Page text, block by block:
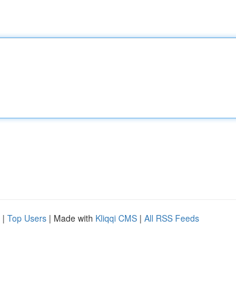
| Top Users | Made with Kliqqi CMS | All RSS Feeds